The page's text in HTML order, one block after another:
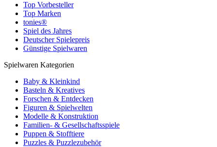
Top Vorbesteller
Top Marken
tonies®
Spiel des Jahres
Deutscher Spielepreis
Günstige Spielwaren
Spielwaren Kategorien
Baby & Kleinkind
Basteln & Kreatives
Forschen & Entdecken
Figuren & Spielwelten
Modelle & Konstruktion
Familien- & Gesellschaftsspiele
Puppen & Stofftiere
Puzzles & Puzzlezubehör